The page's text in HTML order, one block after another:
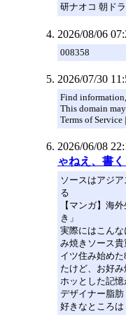
研ナオコ 朝ド
2026/08/06
008358
2026/07/30
Find
This domain may
Terms of
2026/06/08
ゃねえ、書
ソースはアジ
る
【マンガ】海
き」
実際にはこん
み焼きソース
イツ住み始め
たけど、お好
ホッとした記
デザイナー脂肪
好きなところは